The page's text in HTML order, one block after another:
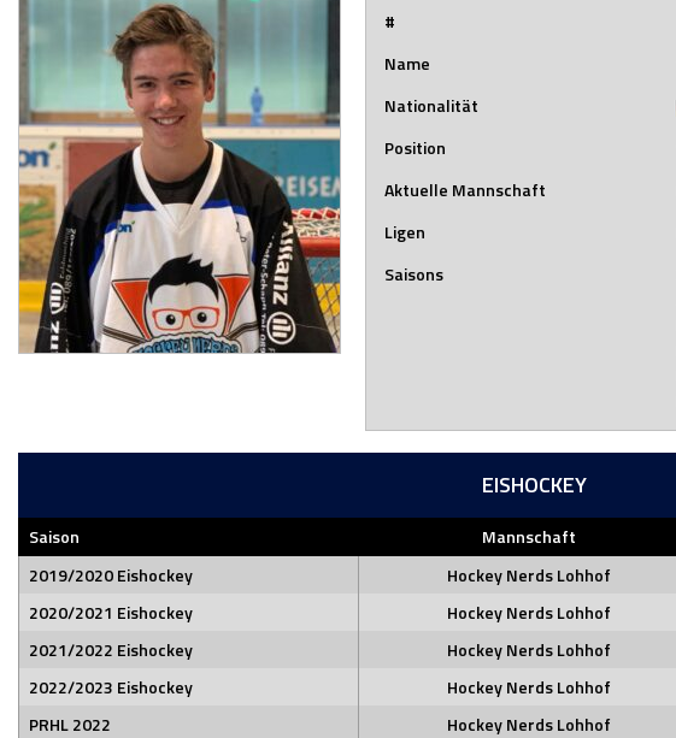
#
Name
Nationalität
Position
Aktuelle Mannschaft
Ligen
Saisons
EISHOCKEY
Saison Mannschaft
2019/2020 Eishockey
Hockey Nerds Lohhof
2020/2021 Eishockey
Hockey Nerds Lohhof
2021/2022 Eishockey
Hockey Nerds Lohhof
2022/2023 Eishockey
Hockey Nerds Lohhof
PRHL 2022
Hockey Nerds Lohhof